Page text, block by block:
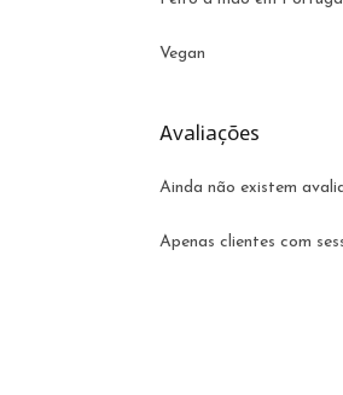
Vegan
Avaliações
Ainda não existem
Apenas clientes com